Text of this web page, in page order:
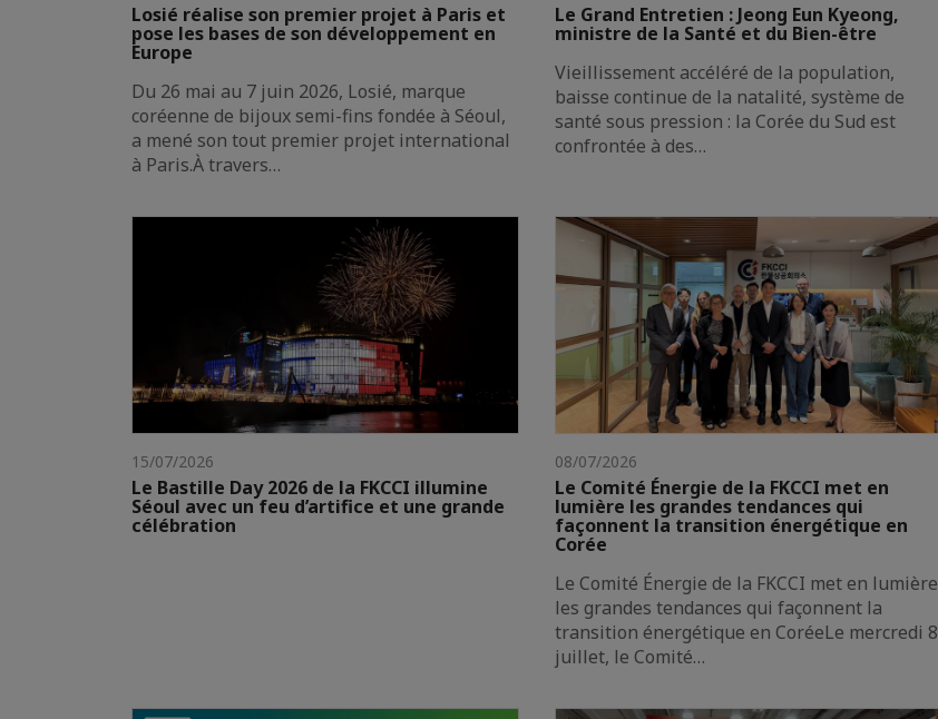
Losié réalise son premier projet à Paris et
pose les bases de son développement en
Europe
Du 26 mai au 7 juin 2026, Losié, marque
coréenne de bijoux semi-fins fondée à Séoul,
a mené son tout premier projet international
à Paris.À travers…
Le Grand Entretien : Jeong Eun Kyeong,
ministre de la Santé et du Bien-être
Vieillissement accéléré de la population,
baisse continue de la natalité, système de
santé sous pression : la Corée du Sud est
confrontée à des…
15/07/2026
Le Bastille Day 2026 de la FKCCI illumine
Séoul avec un feu d’artifice et une grande
célébration
08/07/2026
Le Comité Énergie de la FKCCI met en
lumière les grandes tendances qui
façonnent la transition énergétique en
Corée
Le Comité Énergie de la FKCCI met en lumière
les grandes tendances qui façonnent la
transition énergétique en CoréeLe mercredi 8
juillet, le Comité…